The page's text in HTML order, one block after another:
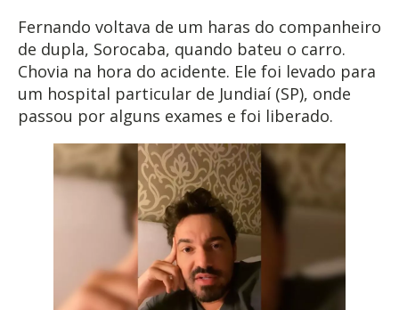
Fernando voltava de um haras do companheiro
de dupla, Sorocaba, quando bateu o carro.
Chovia na hora do acidente. Ele foi levado para
um hospital particular de Jundiaí (SP), onde
passou por alguns exames e foi liberado.